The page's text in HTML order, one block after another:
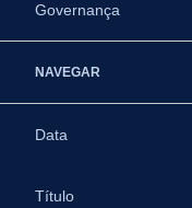
Governança
NAVEGAR
Data
Título